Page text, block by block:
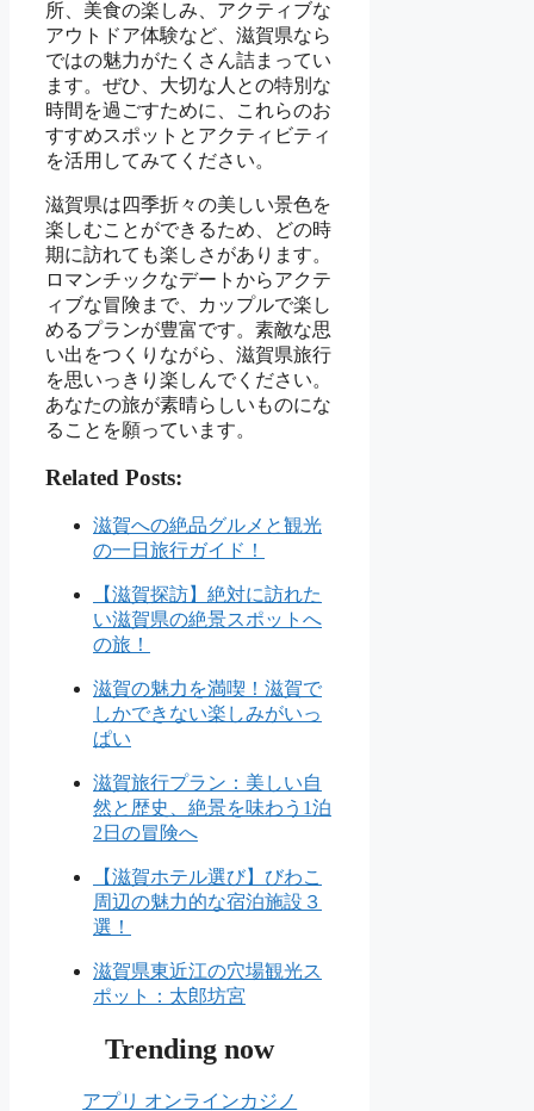
所、美食の楽しみ、アクティブな
アウトドア体験など、滋賀県なら
ではの魅力がたくさん詰まってい
ます。ぜひ、大切な人との特別な
時間を過ごすために、これらのお
すすめスポットとアクティビティ
を活用してみてください。
滋賀県は四季折々の美しい景色を
楽しむことができるため、どの時
期に訪れても楽しさがあります。
ロマンチックなデートからアクテ
ィブな冒険まで、カップルで楽し
めるプランが豊富です。素敵な思
い出をつくりながら、滋賀県旅行
を思いっきり楽しんでください。
あなたの旅が素晴らしいものにな
ることを願っています。
Related Posts:
滋賀への絶品グルメと観光
の一日旅行ガイド！
【滋賀探訪】絶対に訪れた
い滋賀県の絶景スポットへ
の旅！
滋賀の魅力を満喫！滋賀で
しかできない楽しみがいっ
ぱい
滋賀旅行プラン：美しい自
然と歴史、絶景を味わう1泊
2日の冒険へ
【滋賀ホテル選び】びわこ
周辺の魅力的な宿泊施設３
選！
滋賀県東近江の穴場観光ス
ポット：太郎坊宮
Trending now
アプリ オンラインカジノ